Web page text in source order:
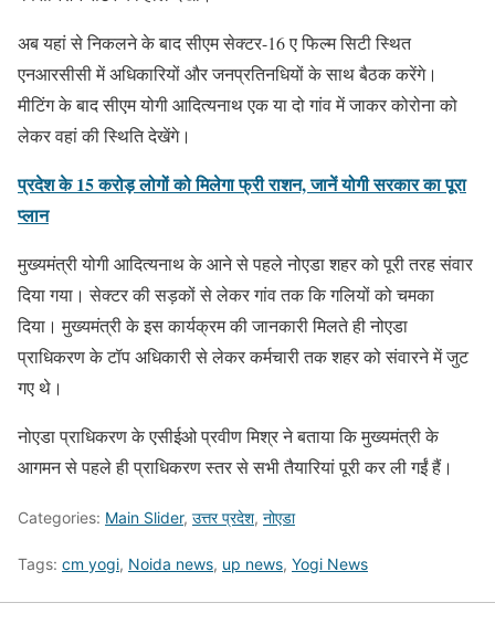
अब यहां से निकलने के बाद सीएम सेक्टर-16 ए फिल्म सिटी स्थित
एनआरसीसी में अधिकारियों और जनप्रतिनधियों के साथ बैठक करेंगे।
मीटिंग के बाद सीएम योगी आदित्यनाथ एक या दो गांव में जाकर कोरोना को
लेकर वहां की स्थिति देखेंगे।
प्रदेश के 15 करोड़ लोगों को मिलेगा फ्री राशन, जानें योगी सरकार का पूरा
प्लान
मुख्यमंत्री योगी आदित्यनाथ के आने से पहले नोएडा शहर को पूरी तरह संवार
दिया गया। सेक्टर की सड़कों से लेकर गांव तक कि गलियों को चमका
दिया। मुख्यमंत्री के इस कार्यक्रम की जानकारी मिलते ही नोएडा
प्राधिकरण के टॉप अधिकारी से लेकर कर्मचारी तक शहर को संवारने में जुट
गए थे।
नोएडा प्राधिकरण के एसीईओ प्रवीण मिश्र ने बताया कि मुख्यमंत्री के
आगमन से पहले ही प्राधिकरण स्तर से सभी तैयारियां पूरी कर ली गईं हैं।
Categories: Main Slider, उत्तर प्रदेश, नोएडा
Tags: cm yogi, Noida news, up news, Yogi News